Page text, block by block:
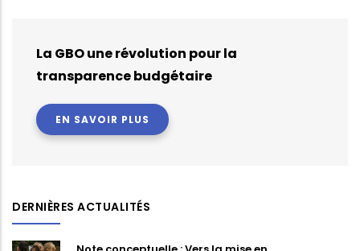
La GBO une révolution pour la
transparence budgétaire
EN SAVOIR PLUS
DERNIÈRES ACTUALITÉS